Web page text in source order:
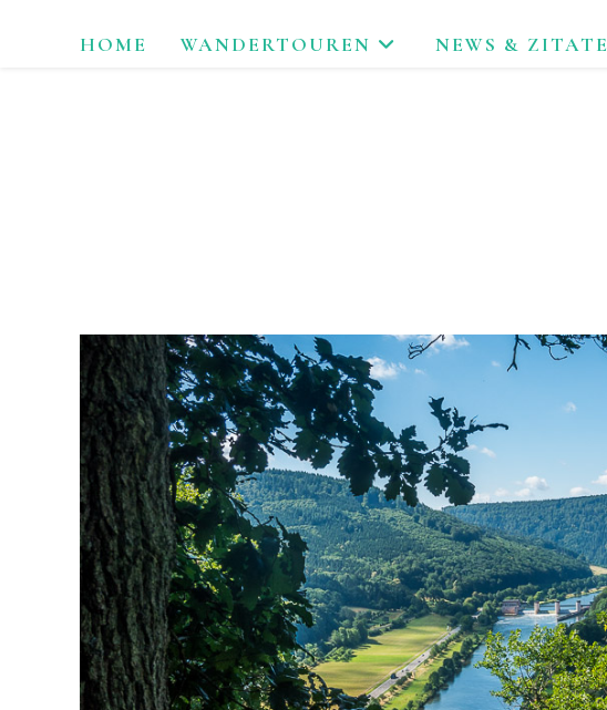
HOME WANDERTOUREN NEWS & ZITATE